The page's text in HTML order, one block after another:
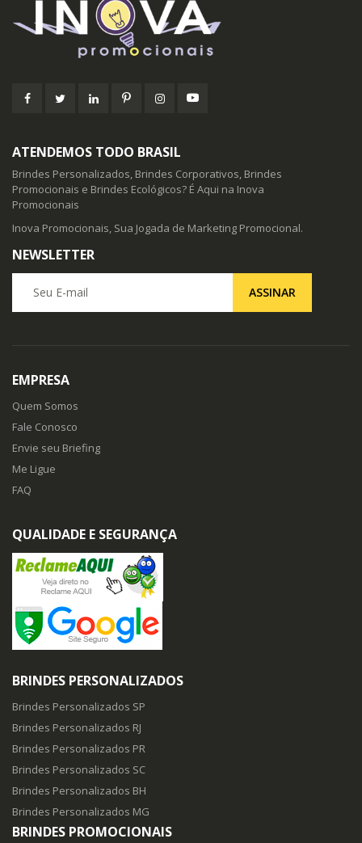
ATENDEMOS TODO BRASIL
Brindes Personalizados, Brindes Corporativos, Brindes
Promocionais e Brindes Ecológicos? É Aqui na Inova
Promocionais
Inova Promocionais, Sua Jogada de Marketing Promocional.
NEWSLETTER
ASSINAR
EMPRESA
Quem Somos
Fale Conosco
Envie seu Briefing
Me Ligue
FAQ
QUALIDADE E SEGURANÇA
BRINDES PERSONALIZADOS
Brindes Personalizados SP
Brindes Personalizados RJ
Brindes Personalizados PR
Brindes Personalizados SC
Brindes Personalizados BH
Brindes Personalizados MG
BRINDES PROMOCIONAIS